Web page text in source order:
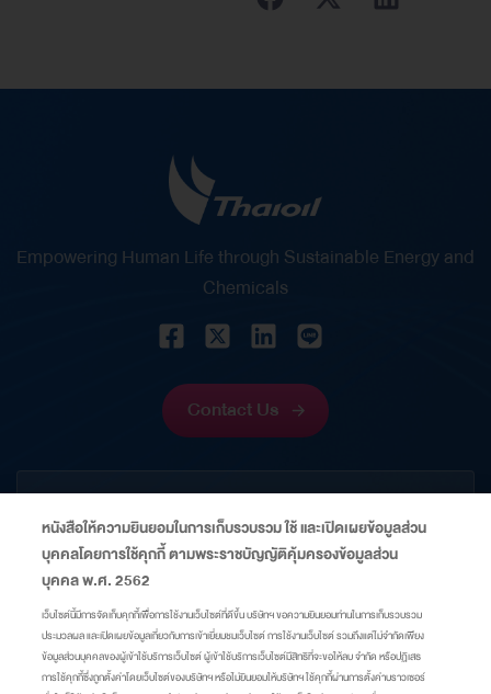
Empowering Human Life through Sustainable Energy and
Chemicals
Contact Us
CORPORATE
INFORMATION
LINKS
หนังสือให้ความยินยอมในการเก็บรวบรวม ใช้ และเปิดเผยข้อมูลส่วน
บุคคลโดยการใช้คุกกี้ ตามพระราชบัญญัติคุ้มครองข้อมูลส่วน
บุคคล พ.ศ. 2562
เว็บไซต์นี้มีการจัดเก็บคุกกี้เพื่อการใช้งานเว็บไซต์ที่ดีขึ้น บริษัทฯ ขอความยินยอมท่านในการเก็บรวบรวม
ประมวลผล และเปิดเผยข้อมูลเกี่ยวกับการเข้าเยี่ยมชมเว็บไซต์ การใช้งานเว็บไซต์ รวมถึงแต่ไม่จำกัดเพียง
ข้อมูลส่วนบุคคลของผู้เข้าใช้บริการเว็บไซต์ ผู้เข้าใช้บริการเว็บไซต์มีสิทธิที่จะขอให้ลบ จำกัด หรือปฏิเสธ
การใช้คุกกี้ซึ่งถูกตั้งค่าโดยเว็บไซต์ของบริษัทฯ หรือไม่ยินยอมให้บริษัทฯ ใช้คุกกี้ผ่านการตั้งค่าบราวเซอร์